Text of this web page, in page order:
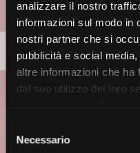
analizzare il nostro
informazioni sul modo in
nostri partner che si
pubblicità e social
altre informazioni che ha
dal suo utilizzo dei loro
delNecessario